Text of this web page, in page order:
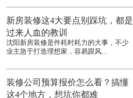
新房装修这4大要点别踩坑，都是
过来人血的教训
沈阳新房装修是件耗时耗力的大事，不少
业主急于打造理想家，容易跟风...
装修公司预算报价怎么看？搞懂
这4个地方，想坑你都难